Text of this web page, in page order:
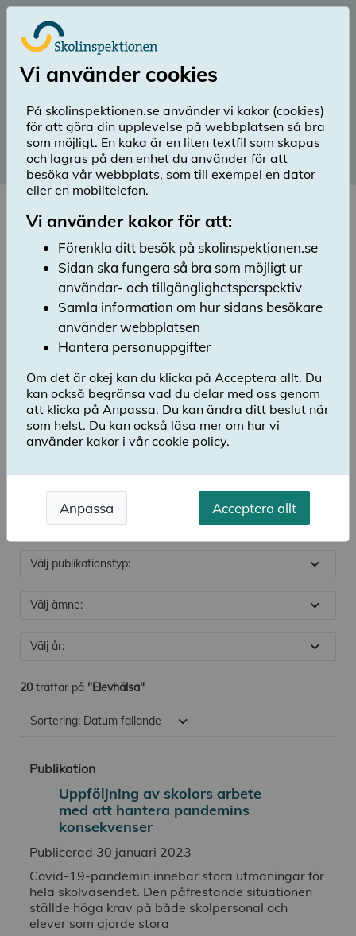
Till huvudinnehåll
searchSök
Publikationssök
Lyssna
Här kan du söka efter Skolinspektionens
rapporter och publikationer. Du kan avgränsa
resultatet genom att filtrera på skolform,
publikationstyp och år. Sökresultatet sorteras
på datum i fallande ordning, men du kan
även välja att sortera efter relevans eller på
datum i stigande ordning.
Sök
search Sök
Elevhälsa
Filtrera
Välj skolform:
Välj publikationstyp:
Välj ämne:
Välj år:
20träffar på "Elevhälsa"
Sortering: Datum fallande keyboard_arrow_down
Publikation
Uppföljning av skolors arbete
med att hantera pandemins
konsekvenser
Publicerad 30 januari 2023
Covid-19-pandemin innebar stora utmaningar för
hela skolväsendet. Den påfrestande situationen
ställde höga krav på både skolpersonal och
elever som gjorde stora
Vi använder cookies
På skolinspektionen.se använder vi kakor (cookies)
för att göra din upplevelse på webbplatsen så bra
som möjligt. En kaka är en liten textfil som skapas
och lagras på den enhet du använder för att
besöka vår webbplats, som till exempel en dator
eller en mobiltelefon.
Vi använder kakor för att:
Förenkla ditt besök på skolinspektionen.se
Sidan ska fungera så bra som möjligt ur
användar- och tillgänglighetsperspektiv
Samla information om hur sidans besökare
använder webbplatsen
Hantera personuppgifter
Om det är okej kan du klicka på Acceptera allt. Du
kan också begränsa vad du delar med oss genom
att klicka på Anpassa. Du kan ändra ditt beslut när
som helst. Du kan också läsa mer om hur vi
använder kakor i vår cookie policy.
Anpassa Acceptera allt